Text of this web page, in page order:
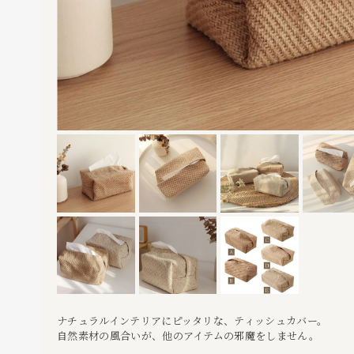
ナチュラルインテリアにピッタリな、ティッシュカバー。
自然素材の風合いが、他のアイテムの邪魔をしません。